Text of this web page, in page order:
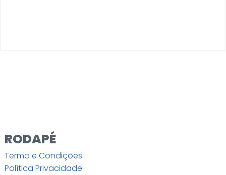
RODAPÉ
Termo e Condições
Política Privacidade